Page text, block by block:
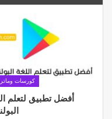
كورسات
أفضل تطبيق لتعلم